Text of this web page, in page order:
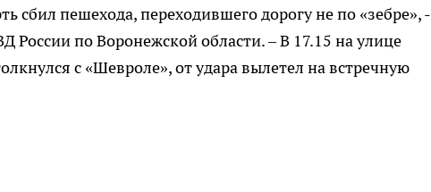
сбил пешехода, переходившего дорогу не по «зебре», -
России по Воронежской области. – В 17.15 на улице
с «Шевроле», от удара вылетел на встречную